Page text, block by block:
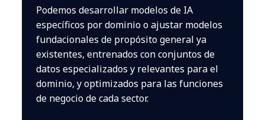
Podemos desarrollar modelos de IA
específicos por dominio o ajustar modelos
fundacionales de propósito general ya
existentes, entrenados con conjuntos de
datos especializados y relevantes para el
dominio, y optimizados para las funciones
de negocio de cada sector.